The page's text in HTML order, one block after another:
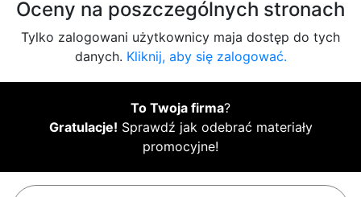
Oceny na poszczególnych stronach
Tylko zalogowani użytkownicy maja dostęp do tych
danych. Kliknij, aby się zalogować.
To Twoja firma?
Gratulacje! Sprawdź jak odebrać materiały
promocyjne!